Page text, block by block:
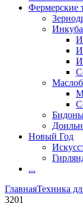
Фермерские
Новый Год
...
ГлавнаяТехника
3201